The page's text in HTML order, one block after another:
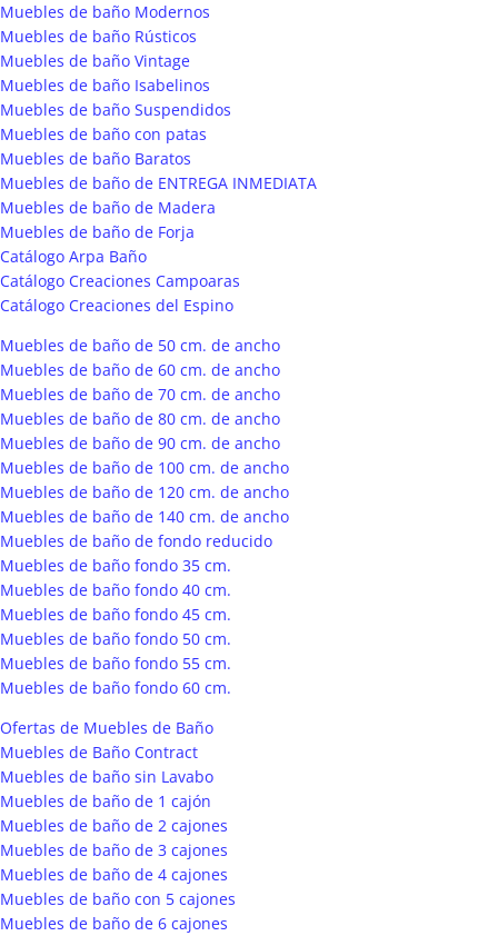
Muebles de baño Modernos
Muebles de baño Rústicos
Muebles de baño Vintage
Muebles de baño Isabelinos
Muebles de baño Suspendidos
Muebles de baño con patas
Muebles de baño Baratos
Muebles de baño de ENTREGA INMEDIATA
Muebles de baño de Madera
Muebles de baño de Forja
Catálogo Arpa Baño
Catálogo Creaciones Campoaras
Catálogo Creaciones del Espino
Muebles de baño de 50 cm. de ancho
Muebles de baño de 60 cm. de ancho
Muebles de baño de 70 cm. de ancho
Muebles de baño de 80 cm. de ancho
Muebles de baño de 90 cm. de ancho
Muebles de baño de 100 cm. de ancho
Muebles de baño de 120 cm. de ancho
Muebles de baño de 140 cm. de ancho
Muebles de baño de fondo reducido
Muebles de baño fondo 35 cm.
Muebles de baño fondo 40 cm.
Muebles de baño fondo 45 cm.
Muebles de baño fondo 50 cm.
Muebles de baño fondo 55 cm.
Muebles de baño fondo 60 cm.
Ofertas de Muebles de Baño
Muebles de Baño Contract
Muebles de baño sin Lavabo
Muebles de baño de 1 cajón
Muebles de baño de 2 cajones
Muebles de baño de 3 cajones
Muebles de baño de 4 cajones
Muebles de baño con 5 cajones
Muebles de baño de 6 cajones